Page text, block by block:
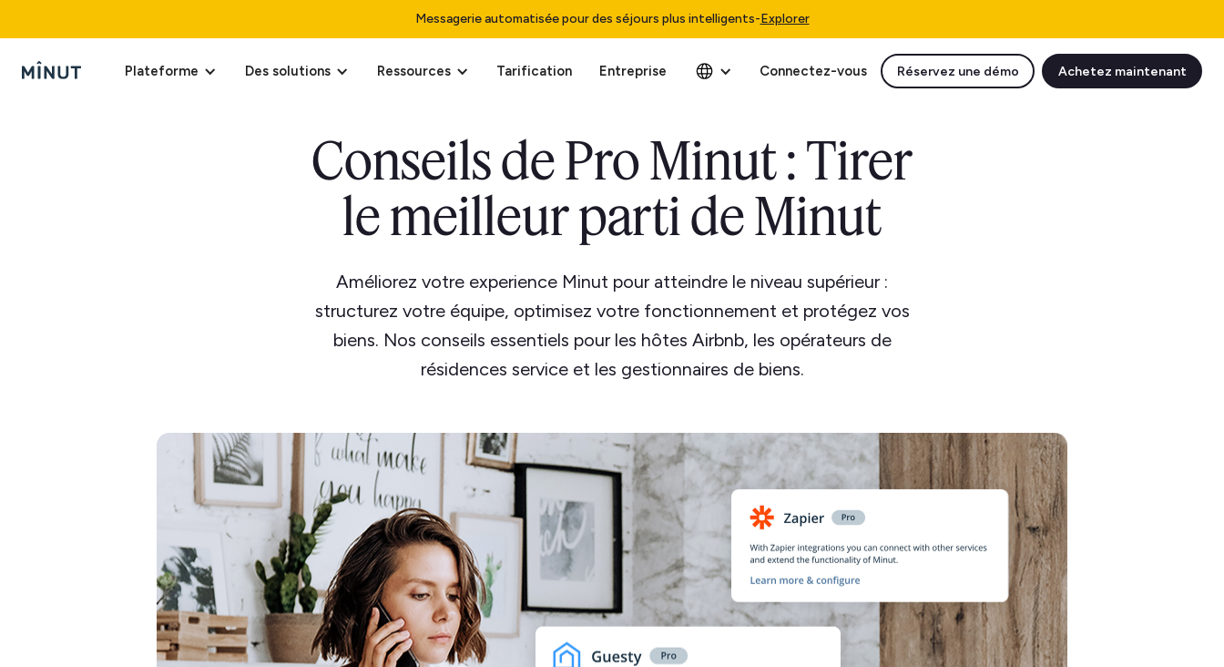
Messagerie automatisée pour des séjours plus intelligents-Explorer
Plateforme Des solutions Ressources Tarification Entreprise Connectez-vous Réservez une démo Achetez maintenant
Conseils de Pro Minut : Tirer
le meilleur parti de Minut
Améliorez votre experience Minut pour atteindre le niveau supérieur :
structurez votre équipe, optimisez votre fonctionnement et protégez vos
biens. Nos conseils essentiels pour les hôtes Airbnb, les opérateurs de
résidences service et les gestionnaires de biens.